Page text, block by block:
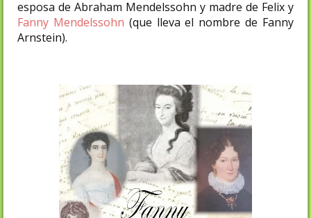
esposa de Abraham Mendelssohn y madre de Felix y
Fanny Mendelssohn (que lleva el nombre de Fanny
Arnstein).